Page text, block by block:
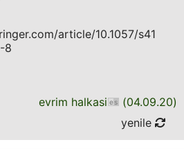
article/10.1057/s41
8
evrim halkasi (04.09.20)
yenile